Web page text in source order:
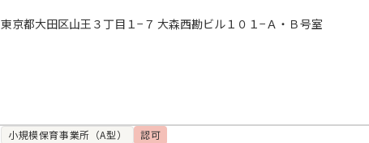
東京都大田区山王３丁目１−７ 大森西勘ビル１０１−Ａ・Ｂ号室
小規模保育事業所（A型） 認可